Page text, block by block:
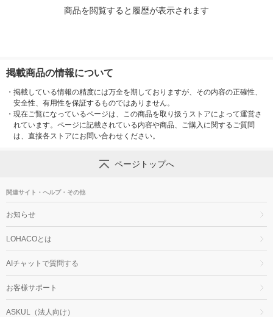
商品を閲覧すると履歴が表示されます
掲載商品の情報について
・ 掲載している情報の精度には万全を期しておりますが、その内容の正確性、
安全性、有用性を保証するものではありません。
・ 現在ご覧になっているページは、この商品を取り扱うストアによって運営さ
れています。ページに記載されている内容や商品、ご購入に関するご質問
は、直接各ストアにお問い合わせください。
ページトップへ
関連サイト・ヘルプ・その他
お知らせ
LOHACOとは
AIチャットで質問する
お客様サポート
ASKUL（法人向け）